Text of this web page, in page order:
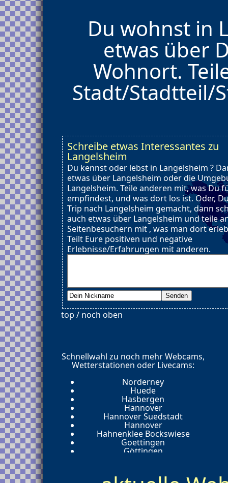
Du wohnst in
etwas über
Wohnort.
Stadt/Stadtteil/
Schreibe etwas Interessantes zu
Langelsheim
Du kennst oder lebst in Langelsheim ?
etwas über Langelsheim oder die
Langelsheim. Teile anderen mit, was Du
empfindest, und was dort los ist. Oder,
Trip nach Langelsheim gemacht, dann
auch etwas über Langelsheim und teile
Seitenbesuchern mit , was man dort
Teilt Eure positiven und negative
Erlebnisse/Erfahrungen mit anderen.
top / noch oben
Schnellwahl zu noch mehr Webcams,
Wetterstationen oder Livecams:
Norderney
Huede
Hasbergen
Hannover
Hannover Suedstadt
Hannover
Hahnenklee Bockswiese
Goettingen
Göttingen
Goettingen